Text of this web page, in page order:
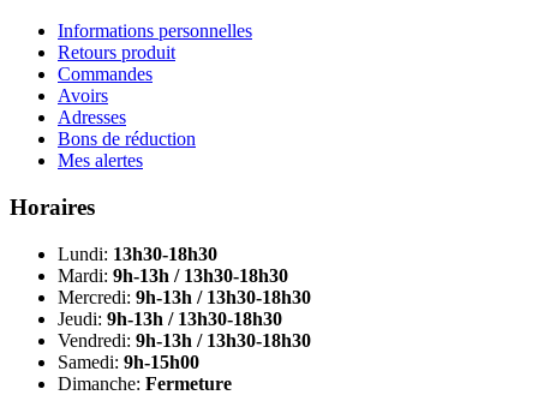
Informations personnelles
Retours produit
Commandes
Avoirs
Adresses
Bons de réduction
Mes alertes
Horaires
Lundi: 13h30-18h30
Mardi: 9h-13h / 13h30-18h30
Mercredi: 9h-13h / 13h30-18h30
Jeudi: 9h-13h / 13h30-18h30
Vendredi: 9h-13h / 13h30-18h30
Samedi: 9h-15h00
Dimanche: Fermeture